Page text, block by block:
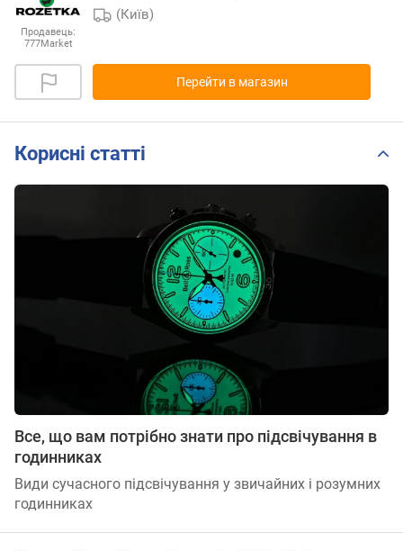
Продавець:
777Market
(Київ)
Перейти в магазин
Корисні статті
Все, що вам потрібно знати про підсвічування в
годинниках
Види сучасного підсвічування у звичайних і розумних
годинниках